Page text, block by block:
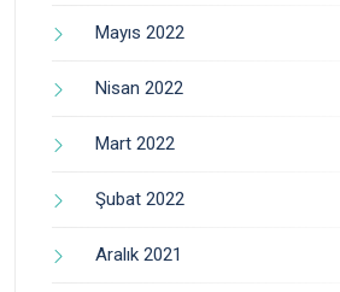
Mayıs 2022
Nisan 2022
Mart 2022
Şubat 2022
Aralık 2021